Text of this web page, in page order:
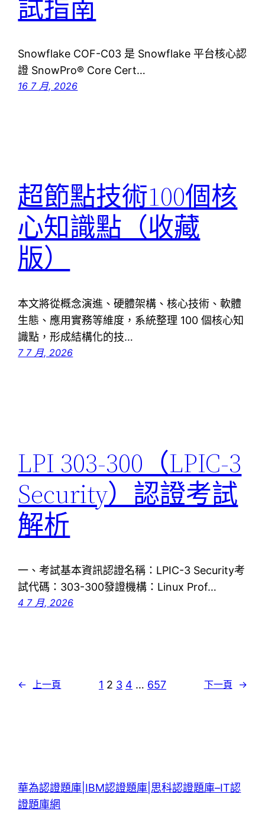
試指南
Snowflake COF-C03 是 Snowflake 平台核心認
證 SnowPro® Core Cert…
16 7 月, 2026
超節點技術100個核
心知識點（收藏
版）
本文將從概念演進、硬體架構、核心技術、軟體
生態、應用實務等維度，系統整理 100 個核心知
識點，形成結構化的技…
7 7 月, 2026
LPI 303-300（LPIC-3
Security）認證考試
解析
一、考試基本資訊認證名稱：LPIC-3 Security考
試代碼：303-300發證機構：Linux Prof…
4 7 月, 2026
← 上一頁 1 2 3 4 … 657 下一頁 →
華為認證題庫|IBM認證題庫|思科認證題庫–IT認
證題庫網